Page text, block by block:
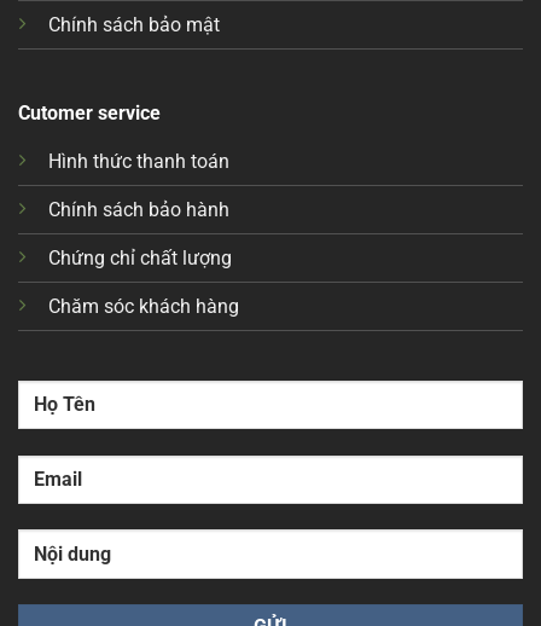
Chính sách bảo mật
Cutomer service
Hình thức thanh toán
Chính sách bảo hành
Chứng chỉ chất lượng
Chăm sóc khách hàng